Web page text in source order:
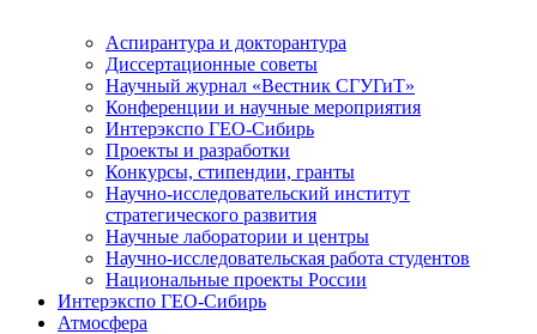
Аспирантура и докторантура
Диссертационные советы
Научный журнал «Вестник СГУГиТ»
Конференции и научные мероприятия
Интерэкспо ГЕО-Сибирь
Проекты и разработки
Конкурсы, стипендии, гранты
Научно-исследовательский институт
стратегического развития
Научные лаборатории и центры
Научно-исследовательская работа студентов
Национальные проекты России
Интерэкспо ГЕО-Сибирь
Атмосфера